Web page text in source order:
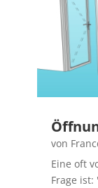
von
Eine oft
Frage